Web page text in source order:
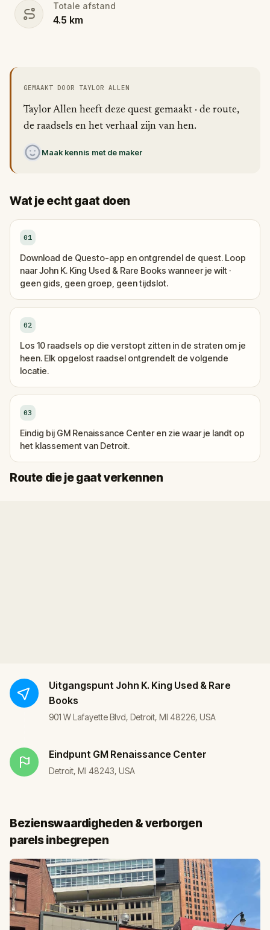
Totale afstand
4.5 km
GEMAAKT DOOR TAYLOR ALLEN
Taylor Allen heeft deze quest gemaakt · de route,
de raadsels en het verhaal zijn van hen.
Maak kennis met de maker
Wat je echt gaat doen
01
Download de Questo-app en ontgrendel de quest. Loop
naar John K. King Used & Rare Books wanneer je wilt ·
geen gids, geen groep, geen tijdslot.
02
Los 10 raadsels op die verstopt zitten in de straten om je
heen. Elk opgelost raadsel ontgrendelt de volgende
locatie.
03
Eindig bij GM Renaissance Center en zie waar je landt op
het klassement van Detroit.
Route die je gaat verkennen
Start
Finish
Uitgangspunt John K. King Used & Rare
Books
901 W Lafayette Blvd, Detroit, MI 48226, USA
Eindpunt GM Renaissance Center
Detroit, MI 48243, USA
Bezienswaardigheden & verborgen
parels inbegrepen